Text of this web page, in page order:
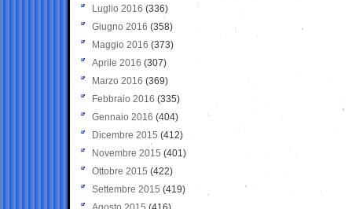
Luglio 2016 (336)
Giugno 2016 (358)
Maggio 2016 (373)
Aprile 2016 (307)
Marzo 2016 (369)
Febbraio 2016 (335)
Gennaio 2016 (404)
Dicembre 2015 (412)
Novembre 2015 (401)
Ottobre 2015 (422)
Settembre 2015 (419)